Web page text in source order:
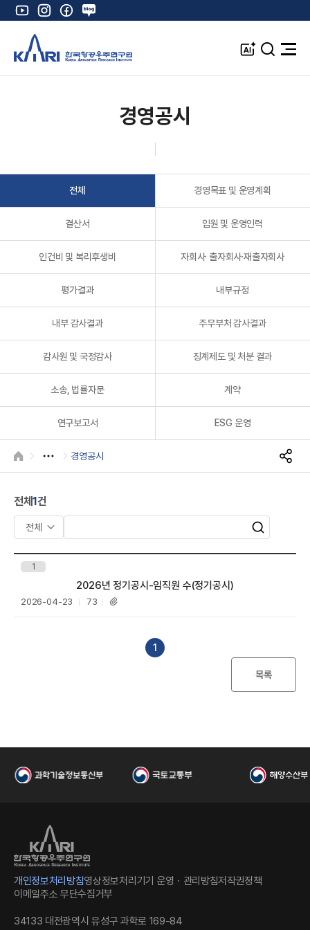
유
튜
인
스
타
그
램
페
이
북
네
이
블
로
K
A
R
한
A
검
전
경영공시
전체 경영목표 및 운영계획
결산서 임원 및 운영인력
인건비 및 복리후생비 자회사· 출자회사·재출자회사
평가결과 내부규정
내부 감사결과 주무부처 감사결과
감사원 및 국정감사 징계제도 및 처분 결과
소송, 법률자문 계약
연구보고서 ESG 운영
HOME 경영공시
S
N
전체1건
색
어
검
1
제목
2026년 정기공시-임직원 수(정기공시)
등
2026-04-23
조
73
첨
1
목록
개인정보처리방침영상정보처리기기 운영ㆍ관리방침저작권정책
이메일주소 무단수집거부
34133 대전광역시 유성구 과학로 169-84